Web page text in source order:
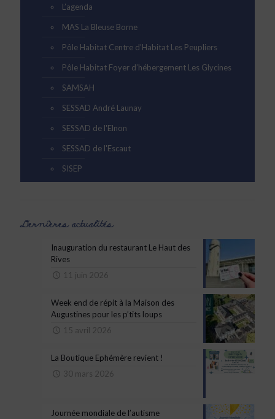
L’agenda
MAS La Bleuse Borne
Pôle Habitat Centre d’Habitat Les Peupliers
Pôle Habitat Foyer d’hébergement Les Glycines
SAMSAH
SESSAD André Launay
SESSAD de l'Elnon
SESSAD de l'Escaut
SISEP
Dernières actualités
Inauguration du restaurant Le Haut des
Rives
11 juin 2026
Week end de répit à la Maison des
Augustines pour les p’tits loups
15 avril 2026
La Boutique Ephémère revient !
30 mars 2026
Journée mondiale de l’autisme